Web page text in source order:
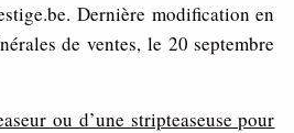
Dernière modification en
de ventes, le 20 septembre
ou d’une stripteaseuse pour